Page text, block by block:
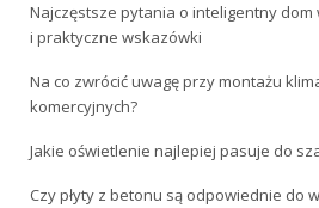
Najczęstsze pytania o inteligentny
i praktyczne wskazówki
Na co zwrócić uwagę przy montażu
komercyjnych?
Jakie oświetlenie najlepiej pasuje do
Czy płyty z betonu są odpowiednie do